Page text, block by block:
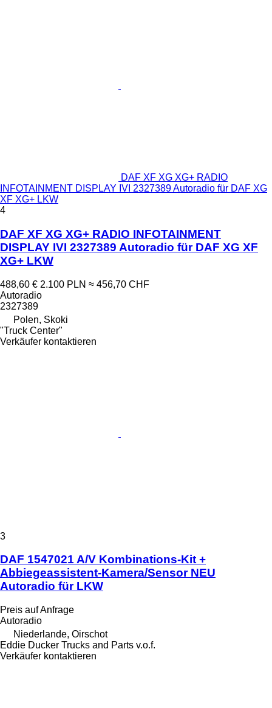
DAF XF XG XG+ RADIO
INFOTAINMENT DISPLAY IVI 2327389 Autoradio für DAF XG
XF XG+ LKW
4
DAF XF XG XG+ RADIO INFOTAINMENT
DISPLAY IVI 2327389 Autoradio für DAF XG XF
XG+ LKW
488,60 € 2.100 PLN ≈ 456,70 CHF
Autoradio
2327389
Polen, Skoki
"Truck Center"
Verkäufer kontaktieren
3
DAF 1547021 A/V Kombinations-Kit +
Abbiegeassistent-Kamera/Sensor NEU
Autoradio für LKW
Preis auf Anfrage
Autoradio
Niederlande, Oirschot
Eddie Ducker Trucks and Parts v.o.f.
Verkäufer kontaktieren